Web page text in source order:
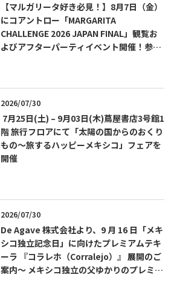
【マルガリータ好き必見！】8月7日（金）
にコアントロー「MARGARITA
CHALLENGE 2026 JAPAN FINAL」観覧お
よびアフターパーティイベント開催！参加
2026/07/30
7月25日(土) – 9月03日(木)蔦屋書店3号館1
階 旅行フロアにて「太陽の国からのおくり
もの～旅するハッピーメキシコ」フェアを
開催
2026/07/30
De Agave 株式会社より、9 月 16 日「メキ
シコ独立記念日」に向けたプレミアムテキ
ーラ 『コラレホ（Corralejo）』 展開のご
案内〜 メキシコ独立の父ゆかりのプレミア